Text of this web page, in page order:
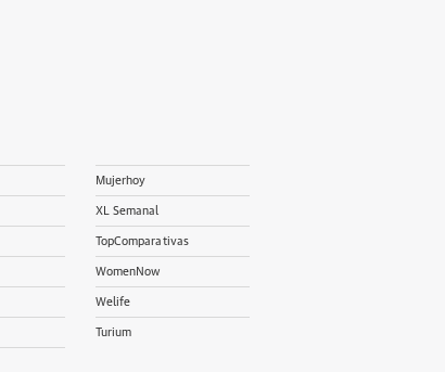
Mujerhoy
XL Semanal
TopComparativas
WomenNow
Welife
Turium